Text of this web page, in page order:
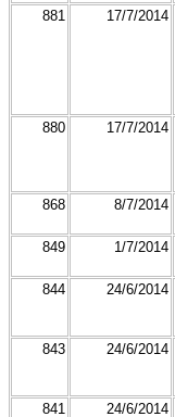
881 17/7/2014
880 17/7/2014
868 8/7/2014
849 1/7/2014
844 24/6/2014
843 24/6/2014
841 24/6/2014